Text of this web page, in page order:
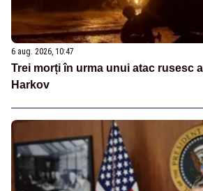
6 aug. 2026, 10:47
Trei morți în urma unui atac rusesc
Harkov